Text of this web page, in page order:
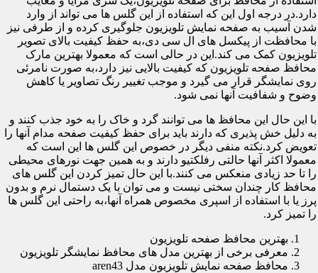
دارد.در درجه اول این که استفاده از این گلس ها می تواند از وارد
شدن آسیب به صفحه نمایش تلویزیون جلوگیری کرده و از طرفی نیز
با محافظت از پیکسل های ال سی دی،به حفظ کیفیت بالای تصویر
تلویزیون کمک می کند.این در حالی است که معمولا بهترین مارک
محافظ صفحه تلویزیون که کیفیت بالایی نیز دارد،به صورت نامرئی
روی نمایشگر قرار می گیرد و موجب تغییر رنگ تصاویر یا کاهش
وضوح و شفافیت آنها نمی شود.
با این حال این محافظ ها می توانند گرد و خاک را به خود جذب کنند و
به دلیل خش پذیری که دارند باید برای حفظ کیفیت صفحه مدام آنها را
تعویض کرد.نکته منفی دیگر در خصوص این گلس ها این است که
معمولا اکثر آنها حالتی رفلکتیو دارند و به همین جهت نورهای محیطی
را تا حد زیادی منعکس می کنند.با این حال تمیز کردن این گلس های
محافظ کار چندان سختی نیست و می توان با یک دستمال نرم و بدون
پرز یا با استفاده از اسپری مخصوص همراه آنها،به راحتی این گلس ها
را تمیز کرد.
بهترین محافظ صفحه تلویزیون
معرفی برخی از بهترین مدل های محافظ نمایشگر تلویزیون
محافظ صفحه نمایش تلویزیون مدل aren43